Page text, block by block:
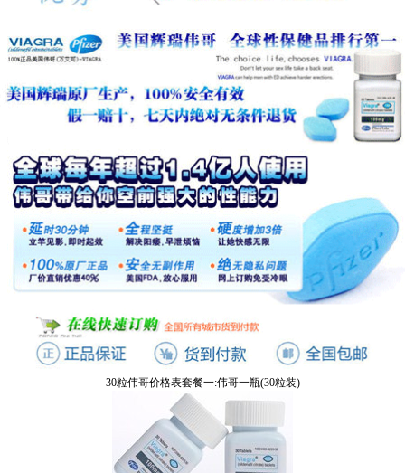
30粒伟哥价格表套餐一:伟哥一瓶(30粒装)